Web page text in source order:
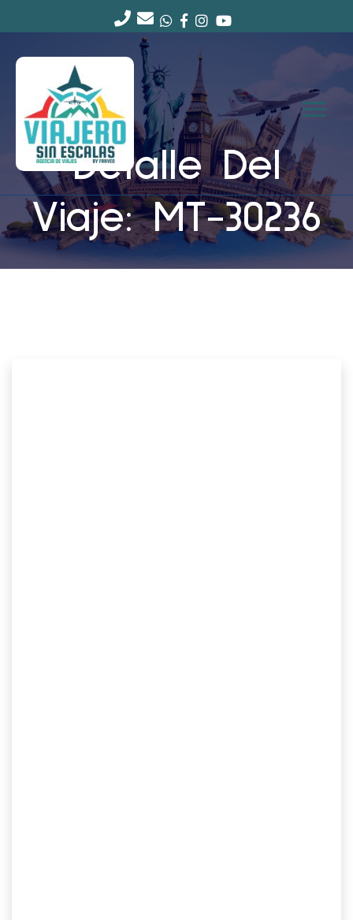
Detalle Del
Viaje: MT-30236